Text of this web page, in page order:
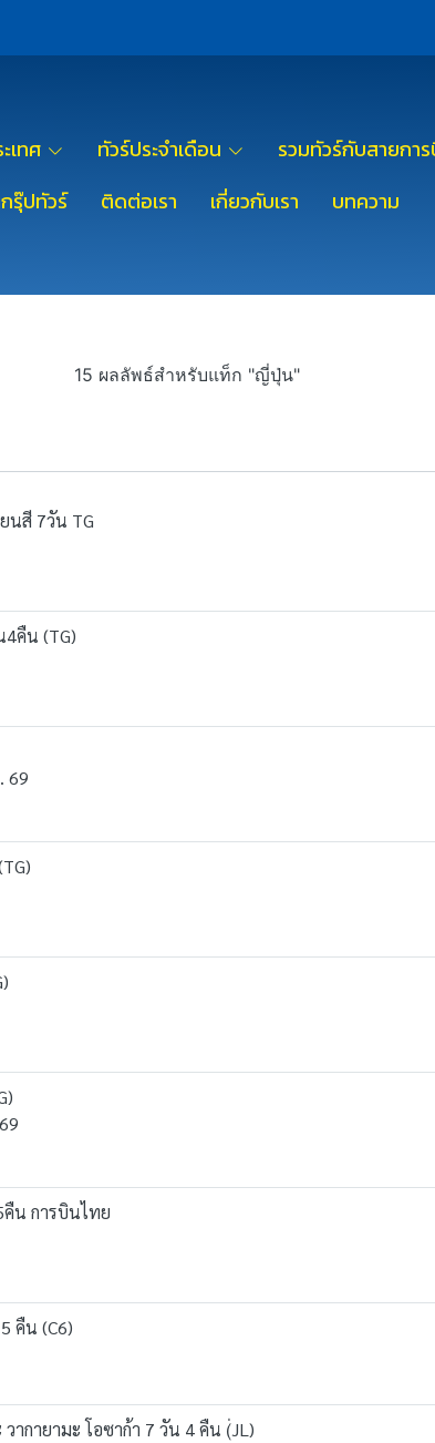
เทศ ทัวร์ประจำเดือน
รวมทัวร์กับสายกา
รุ๊ปทัวร์
ติดต่อเรา เกี่ยวกับเรา บทความ
15 ผลลัพธ์สำหรับแท็ก "ญี่ปุ่น"
นสี 7วัน TG
4คืน (TG)
69
น การบินไทย
คืน (C6)
ากายามะ โอซาก้า 7 วัน 4 คืน (่JL)